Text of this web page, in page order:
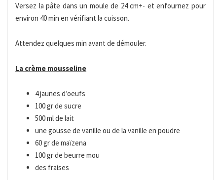
Versez la pâte dans un moule de 24 cm+- et enfournez pour
environ 40 min en vérifiant la cuisson.
Attendez quelques min avant de démouler.
La crème mousseline
4 jaunes d’oeufs
100 gr de sucre
500 ml de lait
une gousse de vanille ou de la vanille en poudre
60 gr de maïzena
100 gr de beurre mou
des fraises